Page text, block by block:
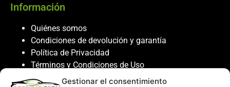
Gestionar el consentimiento
Información
Quiénes somos
Condiciones de devolución y garantía
Política de Privacidad
Términos y Condiciones de Uso
Política de Cookies